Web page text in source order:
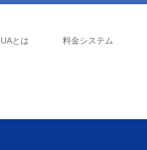
とは 料金システム